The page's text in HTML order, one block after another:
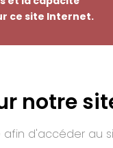
ce site Internet.
notre
afin d'accéder au